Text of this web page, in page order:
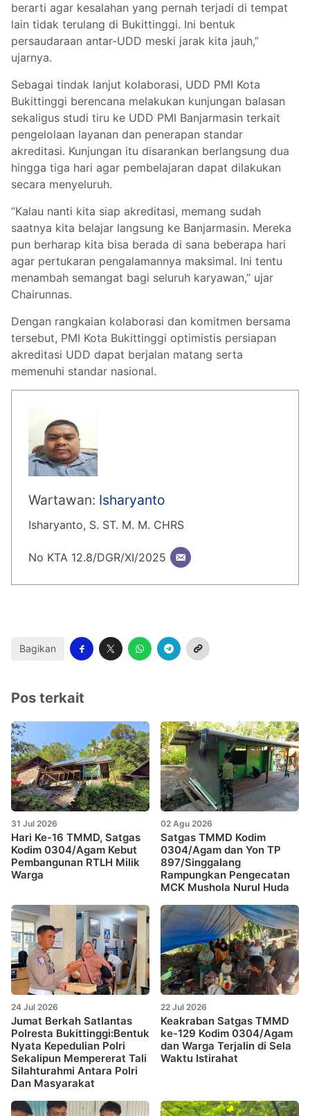
berarti agar kesalahan yang pernah terjadi di tempat
lain tidak terulang di Bukittinggi. Ini bentuk
persaudaraan antar-UDD meski jarak kita jauh,”
ujarnya.
Sebagai tindak lanjut kolaborasi, UDD PMI Kota
Bukittinggi berencana melakukan kunjungan balasan
sekaligus studi tiru ke UDD PMI Banjarmasin terkait
pengelolaan layanan dan penerapan standar
akreditasi. Kunjungan itu disarankan berlangsung dua
hingga tiga hari agar pembelajaran dapat dilakukan
secara menyeluruh.
“Kalau nanti kita siap akreditasi, memang sudah
saatnya kita belajar langsung ke Banjarmasin. Mereka
pun berharap kita bisa berada di sana beberapa hari
agar pertukaran pengalamannya maksimal. Ini tentu
menambah semangat bagi seluruh karyawan,” ujar
Chairunnas.
Dengan rangkaian kolaborasi dan komitmen bersama
tersebut, PMI Kota Bukittinggi optimistis persiapan
akreditasi UDD dapat berjalan matang serta
memenuhi standar nasional.
Wartawan: Isharyanto
Isharyanto, S. ST. M. M. CHRS
No KTA 12.8/DGR/XI/2025
Bagikan
Pos terkait
31 Jul 2026
Hari Ke-16 TMMD, Satgas
Kodim 0304/Agam Kebut
Pembangunan RTLH Milik
Warga
02 Agu 2026
Satgas TMMD Kodim
0304/Agam dan Yon TP
897/Singgalang
Rampungkan Pengecatan
MCK Mushola Nurul Huda
24 Jul 2026
Jumat Berkah Satlantas
Polresta Bukittinggi:Bentuk
Nyata Kepedulian Polri
Sekalipun Mempererat Tali
Silahturahmi Antara Polri
Dan Masyarakat
22 Jul 2026
Keakraban Satgas TMMD
ke-129 Kodim 0304/Agam
dan Warga Terjalin di Sela
Waktu Istirahat